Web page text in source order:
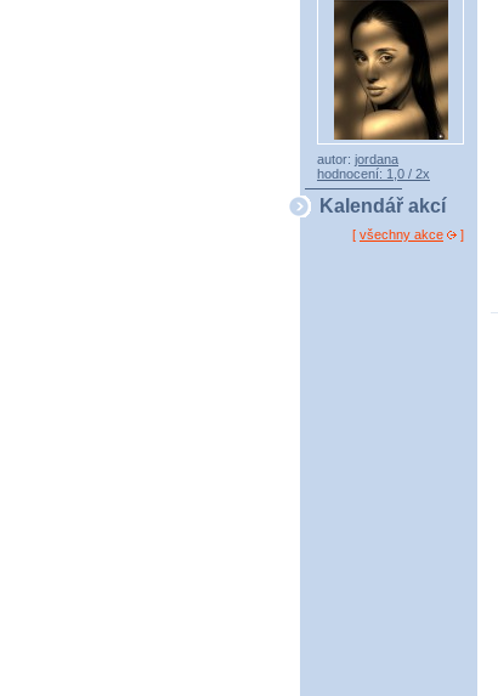
autor: jordana
hodnocení: 1,0 / 2x
Kalendář akcí
[ všechny akce ]